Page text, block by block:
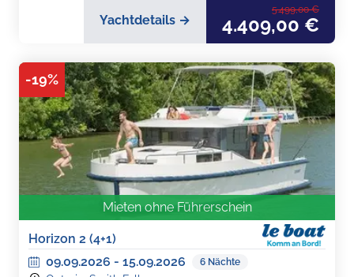
Yachtdetails →
5.499,00 €
4.409,00 €
-19%
Mieten ohne Führerschein
Horizon 2 (4+1)
09.09.2026 - 15.09.2026 6 Nächte